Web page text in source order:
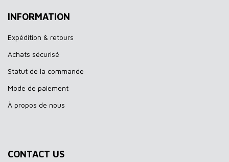
INFORMATION
Expédition & retours
Achats sécurisé
Statut de la commande
Mode de paiement
À propos de nous
CONTACT US